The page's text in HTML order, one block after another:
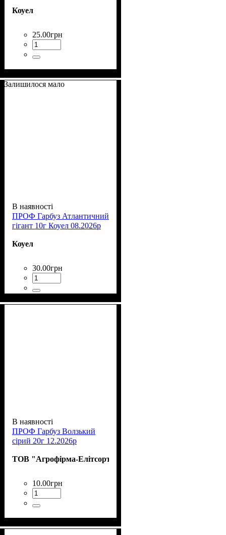
Коуел
25.00грн
Залишилося мало
В наявності
ПРОФ Гарбуз Атлантичний
гігант 10г Коуел 08.2026р
Коуел
30.00грн
В наявності
ПРОФ Гарбуз Волзький
сірий 20г 12.2026р
ТОВ "Агрофірма-Елітсортнасіння"
10.00грн